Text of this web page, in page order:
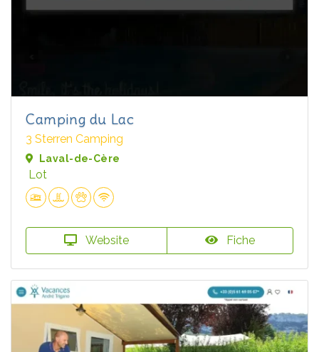
Camping du Lac
3 Sterren Camping
Laval-de-Cère
Lot
Website Fiche